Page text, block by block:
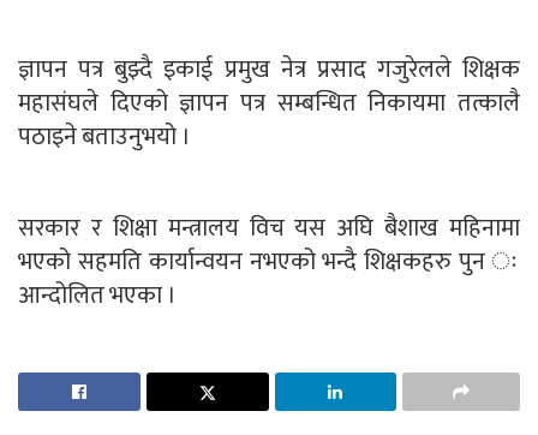
ज्ञापन पत्र बुझ्दै इकाई प्रमुख नेत्र प्रसाद गजुरेलले शिक्षक
महासंघले दिएको ज्ञापन पत्र सम्बन्धित निकायमा तत्कालै
पठाइने बताउनुभयो ।
सरकार र शिक्षा मन्त्रालय विच यस अघि बैशाख महिनामा
भएको सहमति कार्यान्वयन नभएको भन्दै शिक्षकहरु पुन ः
आन्दोलित भएका ।